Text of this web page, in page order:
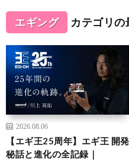
エギング カテゴリの
2026.08.06
【エギ王25周年】エギ王 開発
秘話と進化の全記録｜